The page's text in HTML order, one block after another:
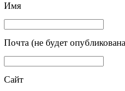
Имя
Почта (не будет
Сайт